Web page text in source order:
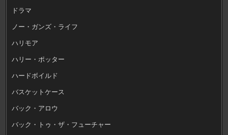
ドラマ
ノー・ガンズ・ライフ
ハリモア
ハリー・ポッター
ハードボイルド
バスケットケース
バック・アロウ
バック・トゥ・ザ・フューチャー